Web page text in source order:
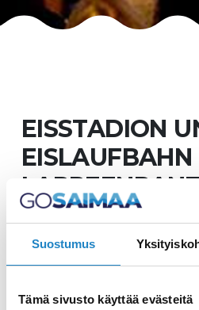
Suostumus
Tämä sivusto käyttää evästeitä
EISSTADION
EISLAUFBAHN
Das Eisstadion